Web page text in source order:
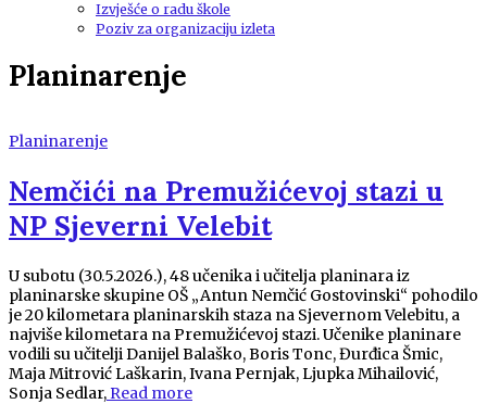
Izvješće o radu škole
Poziv za organizaciju izleta
Planinarenje
Planinarenje
Nemčići na Premužićevoj stazi u
NP Sjeverni Velebit
U subotu (30.5.2026.), 48 učenika i učitelja planinara iz
planinarske skupine OŠ „Antun Nemčić Gostovinski“ pohodilo
je 20 kilometara planinarskih staza na Sjevernom Velebitu, a
najviše kilometara na Premužićevoj stazi. Učenike planinare
vodili su učitelji Danijel Balaško, Boris Tonc, Đurđica Šmic,
Maja Mitrović Laškarin, Ivana Pernjak, Ljupka Mihailović,
Sonja Sedlar, Read more